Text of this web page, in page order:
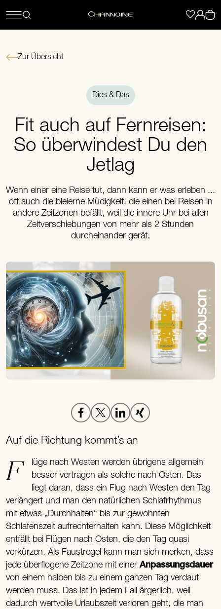
Zur Übersicht
Dies & Das
Fit auch auf Fernreisen:
So überwindest Du den
Jetlag
Wenn einer eine Reise tut, dann kann er was erleben ...
oft auch die bleierne Müdigkeit, die einen bei Reisen in
andere Zeitzonen befällt, weil die innere Uhr bei allen
Zeitverschiebungen von mehr als 2 Stunden
durcheinander gerät.
Auf die Richtung kommt’s an
Flüge nach Westen werden übrigens allgemein
besser vertragen als solche nach Osten. Das
liegt daran, dass ein Flug nach Westen den Tag
verlängert und man den natürlichen Schlafrhythmus
mit etwas „Durchhalten“ bis zur gewohnten
Schlafenszeit aufrechterhalten kann. Diese Möglichkeit
entfällt bei Flügen nach Osten, die den Tag quasi
verkürzen. Als Faustregel kann man sich merken, dass
jede überflogene Zeitzone mit einerAnpassungsdauer
von einem halben bis zu einem ganzen Tag verdaut
werden muss. Das ist in jedem Fall ärgerlich, weil
dadurch wertvolle Urlaubszeit verloren geht, die man